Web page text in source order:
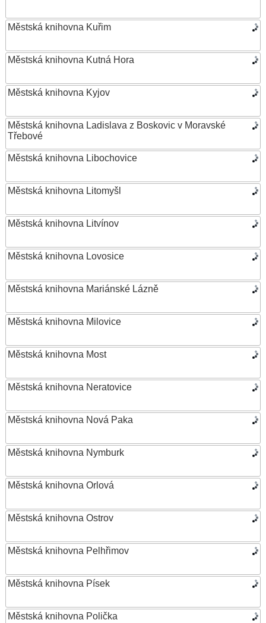
Městská knihovna Kuřim
Městská knihovna Kutná Hora
Městská knihovna Kyjov
Městská knihovna Ladislava z Boskovic v Moravské
Třebové
Městská knihovna Libochovice
Městská knihovna Litomyšl
Městská knihovna Litvínov
Městská knihovna Lovosice
Městská knihovna Mariánské Lázně
Městská knihovna Milovice
Městská knihovna Most
Městská knihovna Neratovice
Městská knihovna Nová Paka
Městská knihovna Nymburk
Městská knihovna Orlová
Městská knihovna Ostrov
Městská knihovna Pelhřimov
Městská knihovna Písek
Městská knihovna Polička